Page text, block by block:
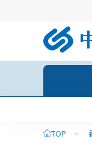
TOP >